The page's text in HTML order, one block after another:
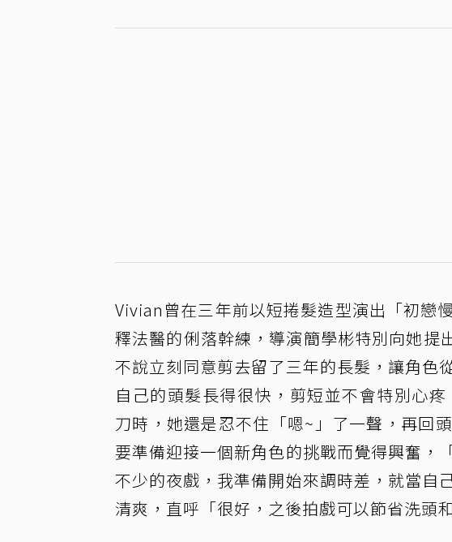
Vivian曾在三年前以短捲髮造型演出「初戀
釋法醫的俐落幹練，導演簡學彬特別向她
不說立刻同意剪去留了三年的長髮，讓角色
自己的頭髮長得很快，剪短並不會特別心
刀時，她還是忍不住「嗯~」了一聲，再回
要準備迎接一個新角色的挑戰而覺得興奮，
不少的夜戲，我準備開始來調時差，就當自
清爽，直呼「很好，之後拍戲可以節省洗頭